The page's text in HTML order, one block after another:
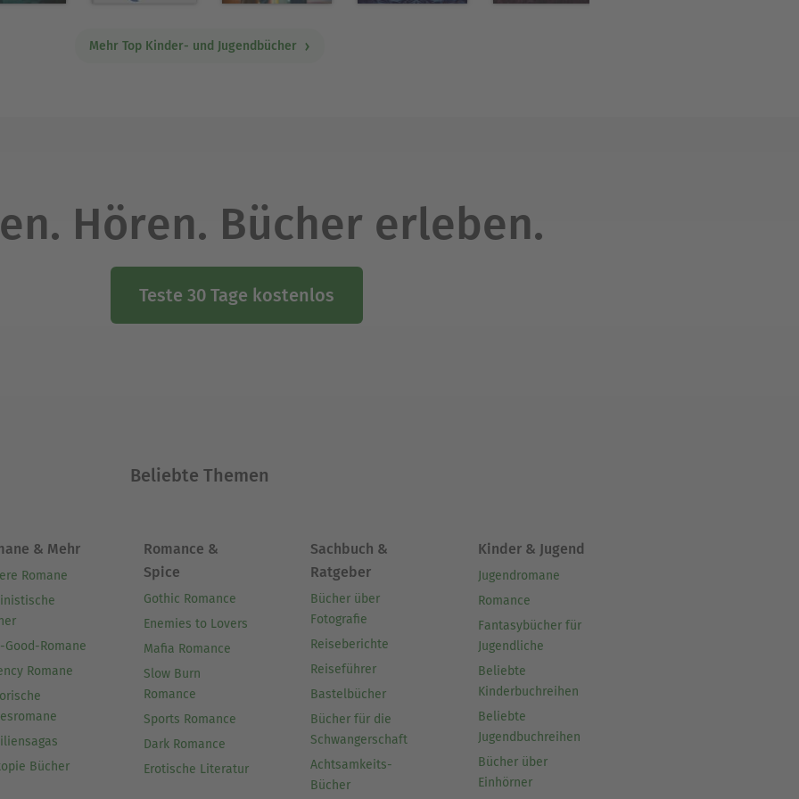
Mehr Top Kinder- und Jugendbücher
Hören. Bücher erleben.
Teste 30 Tage kostenlos
Beliebte Themen
& Mehr
Romane
Good-Romane
Romane
Bücher
Romance &
Spice
Gothic Romance
Enemies to Lovers
Mafia Romance
Slow Burn
Romance
Sports Romance
Dark Romance
Erotische Literatur
Sachbuch &
Ratgeber
Bücher über
Fotografie
Reiseberichte
Reiseführer
Bastelbücher
Bücher für die
Schwangerschaft
Achtsamkeits-
Bücher
Kinder & Jugend
Jugendromane
Romance
Fantasybücher für
Jugendliche
Beliebte
Kinderbuchreihen
Beliebte
Jugendbuchreihen
Bücher über
Einhörner